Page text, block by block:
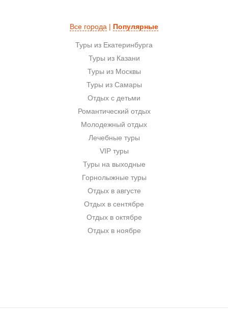
Все города | Популярные
Туры из Екатеринбурга
Туры из Казани
Туры из Москвы
Туры из Самары
Отдых с детьми
Романтический отдых
Молодежный отдых
Лечебные туры
VIP туры
Туры на выходные
Горнолыжные туры
Отдых в августе
Отдых в сентябре
Отдых в октябре
Отдых в ноябре